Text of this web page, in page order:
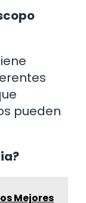
pueden
Mejores